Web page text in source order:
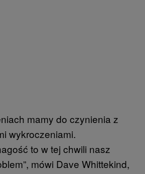
mamy do czynienia z
wykroczeniami.
to w tej chwili nasz
mówi Dave Whittekind,